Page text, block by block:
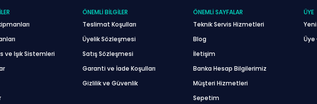
ve Işık Sistemleri
ÖNEMLI BILGILER
Teslimat Koşulları
Üyelik Sözleşmesi
Satış Sözleşmesi
Garanti ve İade Koşulları
Gizlilik ve Güvenlik
ÖNEMLI SAYFALAR
Teknik Servis Hizmetleri
Blog
İletişim
Banka Hesap Bilgilerimiz
Müşteri Hizmetleri
Sepetim
ÜYE
Üye